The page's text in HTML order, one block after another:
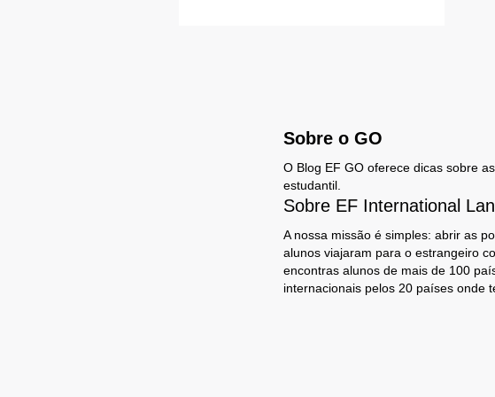
Sobre o GO
O Blog EF GO oferece dicas sobre
estudantil.
Sobre EF International
A nossa missão é simples: abrir as
alunos viajaram para o estrangeiro
encontras alunos de mais de 100
internacionais pelos 20 países onde